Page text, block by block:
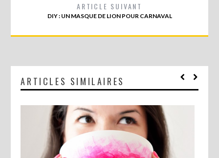
ARTICLE SUIVANT
DIY : UN MASQUE DE LION POUR CARNAVAL
ARTICLES SIMILAIRES